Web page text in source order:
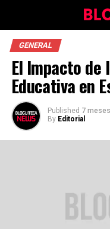
GENERAL
El Impacto de
Educativa en
Published 7
By Editorial